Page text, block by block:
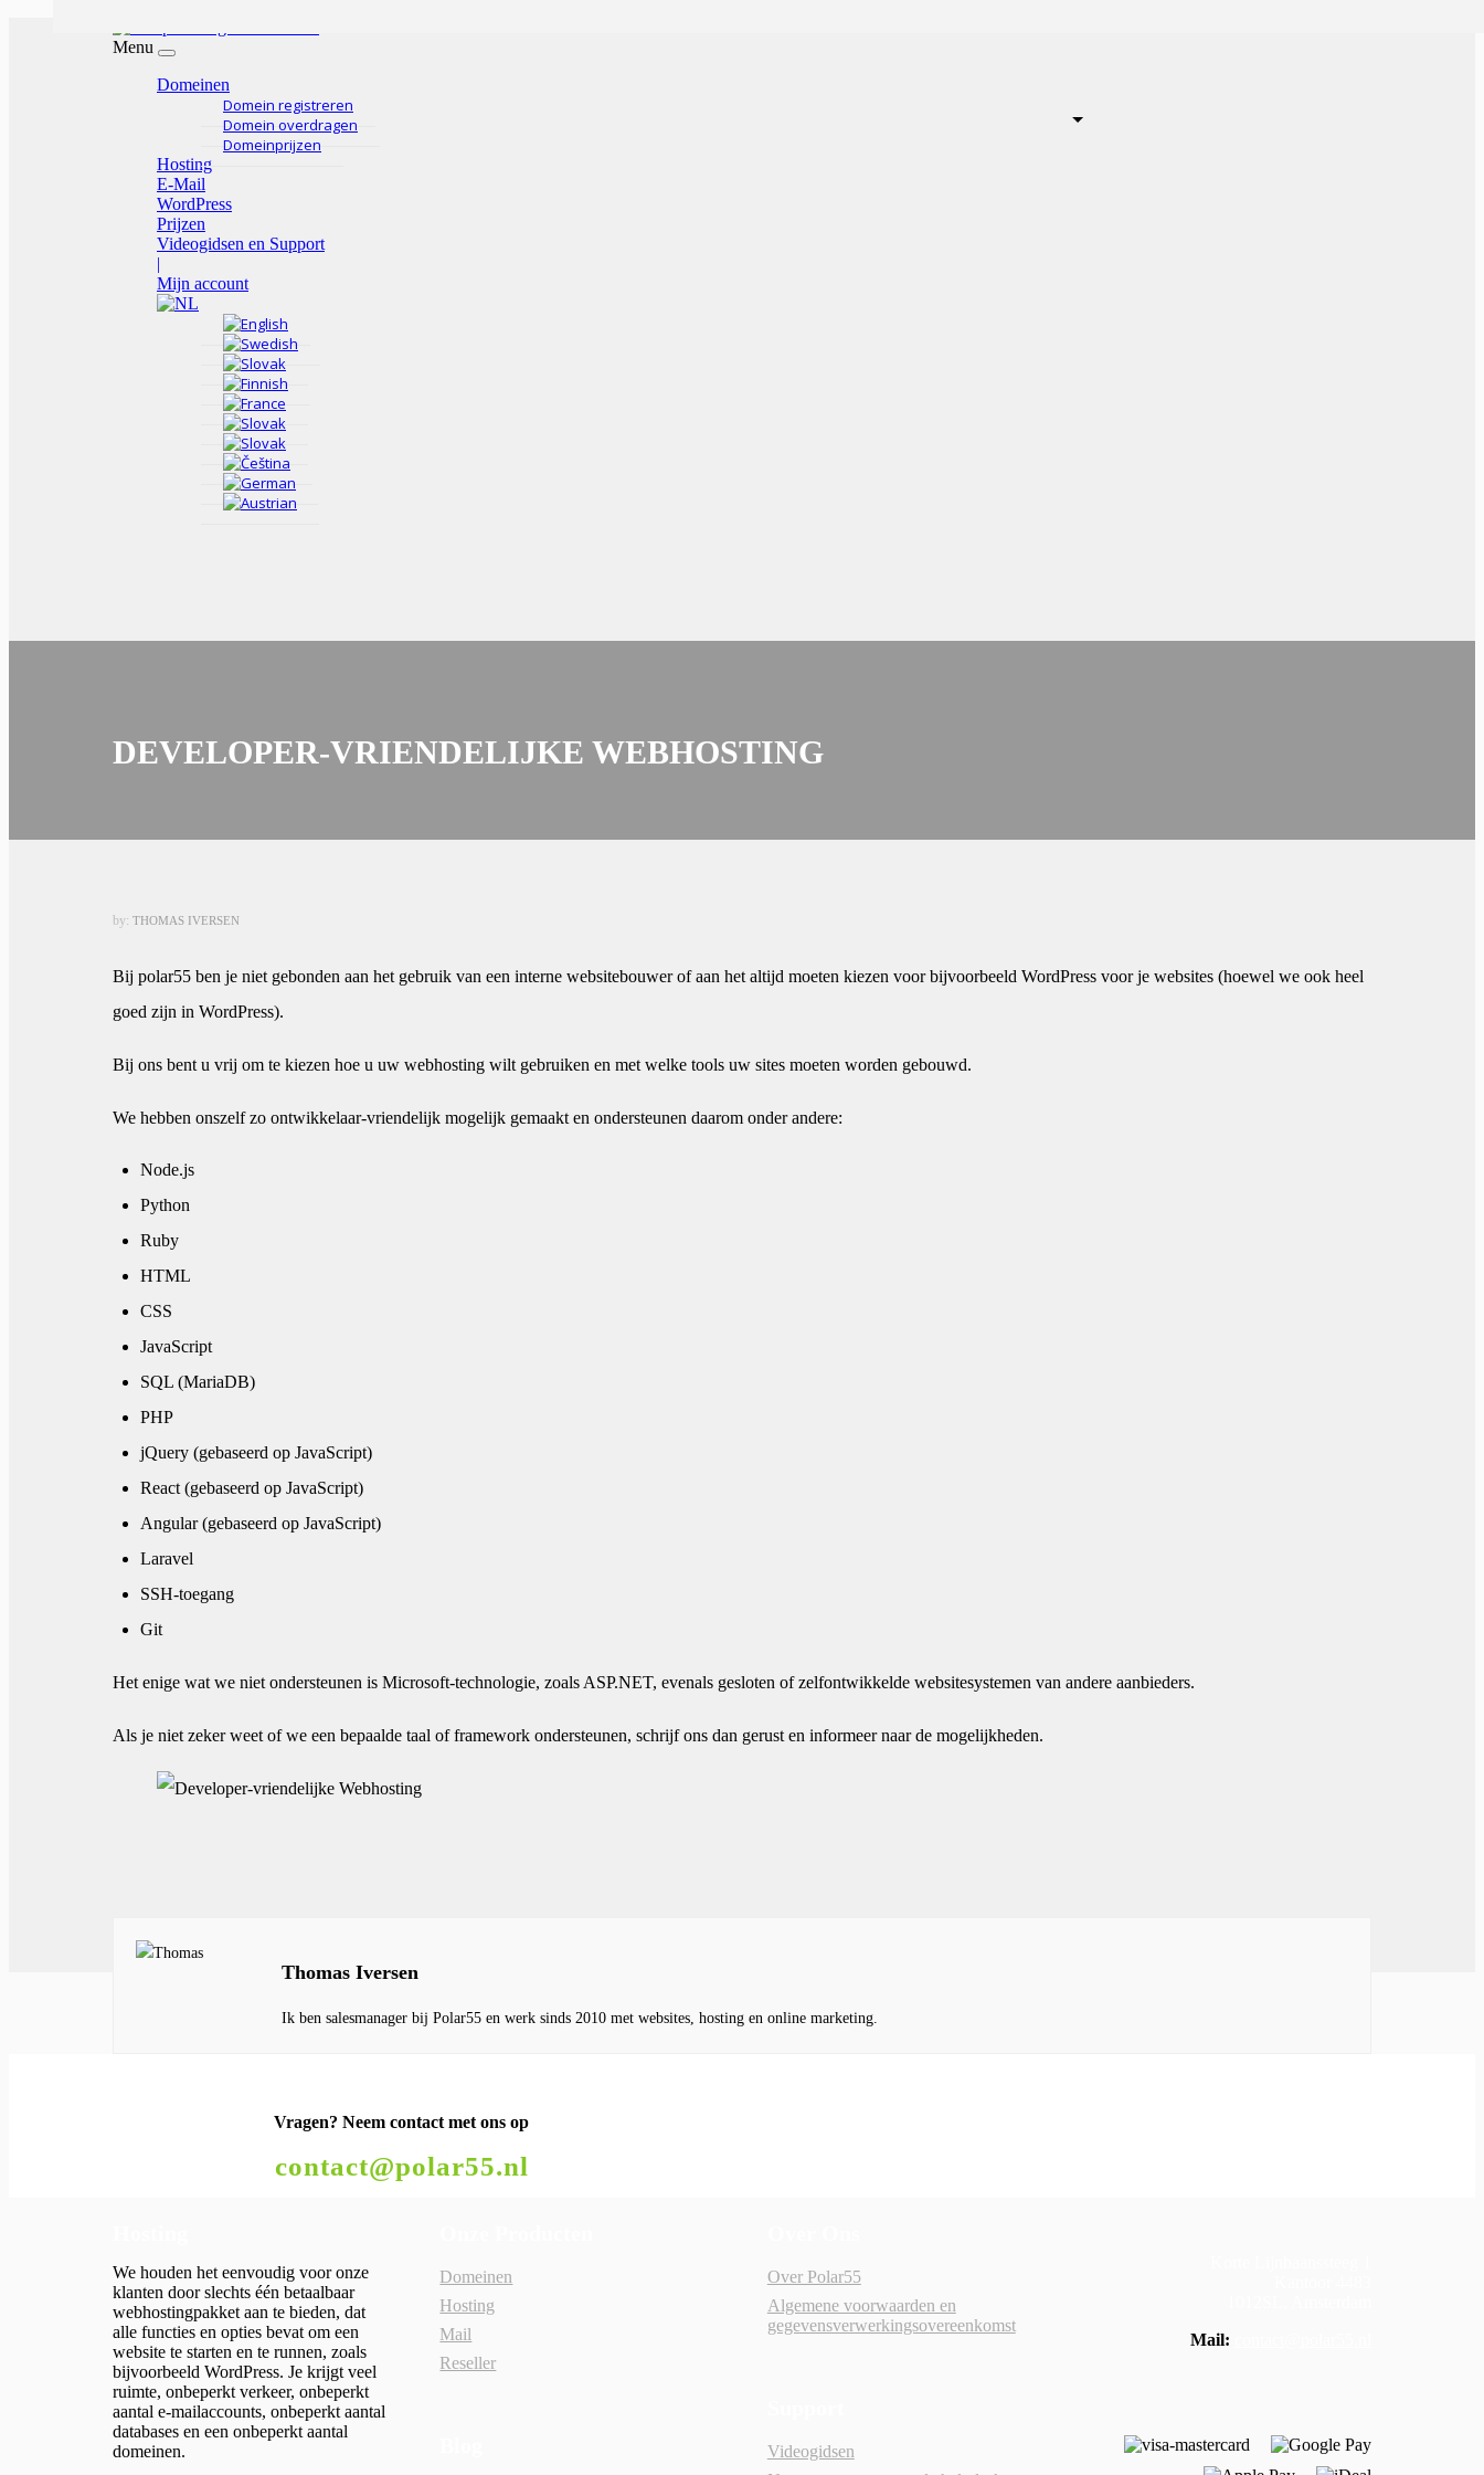
Menu
Domeinen
Domein registreren
Domein overdragen
Domeinprijzen
Hosting
E-Mail
WordPress
Prijzen
Videogidsen en Support
|
Mijn account
DEVELOPER-VRIENDELIJKE WEBHOSTING
by: THOMAS IVERSEN
Bij polar55 ben je niet gebonden aan het gebruik van een interne websitebouwer of aan het altijd moeten kiezen voor bijvoorbeeld WordPress voor je websites (hoewel we ook heel
goed zijn in WordPress).
Bij ons bent u vrij om te kiezen hoe u uw webhosting wilt gebruiken en met welke tools uw sites moeten worden gebouwd.
We hebben onszelf zo ontwikkelaar-vriendelijk mogelijk gemaakt en ondersteunen daarom onder andere:
Node.js
Python
Ruby
HTML
CSS
JavaScript
SQL (MariaDB)
PHP
jQuery (gebaseerd op JavaScript)
React (gebaseerd op JavaScript)
Angular (gebaseerd op JavaScript)
Laravel
SSH-toegang
Git
Het enige wat we niet ondersteunen is Microsoft-technologie, zoals ASP.NET, evenals gesloten of zelfontwikkelde websitesystemen van andere aanbieders.
Als je niet zeker weet of we een bepaalde taal of framework ondersteunen, schrijf ons dan gerust en informeer naar de mogelijkheden.
Thomas Iversen
Ik ben salesmanager bij Polar55 en werk sinds 2010 met websites, hosting en online marketing.
Vragen? Neem contact met ons op
contact@polar55.nl
We houden het eenvoudig voor onze
klanten door slechts één betaalbaar
webhostingpakket aan te bieden, dat
alle functies en opties bevat om een
website te starten en te runnen, zoals
bijvoorbeeld WordPress. Je krijgt veel
ruimte, onbeperkt verkeer, onbeperkt
aantal e-mailaccounts, onbeperkt aantal
databases en een onbeperkt aantal
domeinen.
Domeinen
Hosting
Mail
Reseller
Over Polar55
Algemene voorwaarden en
gegevensverwerkingsovereenkomst
Videogidsen
Mail: